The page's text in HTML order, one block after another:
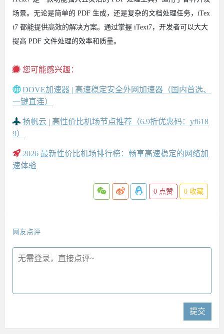
场景。无论是简单的 PDF 生成，还是复杂的文档处理任务，iTex
t7 都能提供高效的解决方案。通过掌握 iText7，开发者可以大大
提高 PDF 文件处理的效率和质量。​
您可能感兴趣：
DOVE加速器 | 高速稳定安全外网加速器（国内首选、
一键直连）
扬帆云 | 高性价比机场节点推荐（6.9折优惠码：yf618
9）
2026 最新性价比机场排行榜：畅享高速稳定的网络加
速体验
0 点赞 0 收藏
网友点评
提交